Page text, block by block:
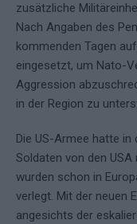
zusätzliche
Nach Angaben des
kommenden Tagen
eingesetzt, um Nato-
Aggression
in der Region zu
Die US-Armee hatte in
Soldaten von den
wurden schon in
verlegt. Mit der neuen
angesichts der